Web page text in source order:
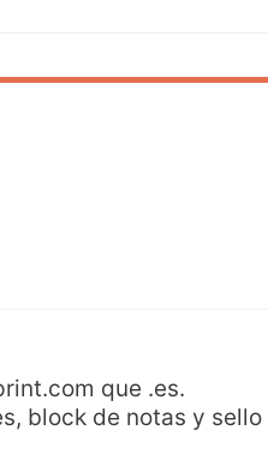
que .es.
block de notas y sello